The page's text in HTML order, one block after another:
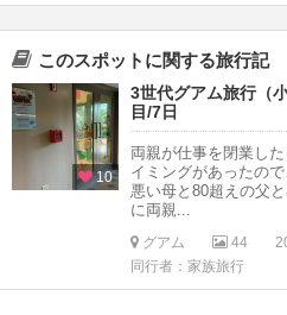
このスポットに関する旅行記
10
3世代グアム旅行（
目/7日
両親が仕事を閉業し
イミングがあったの
悪い母と80超えの父
に両親...
グアム 44
同行者：家族旅行